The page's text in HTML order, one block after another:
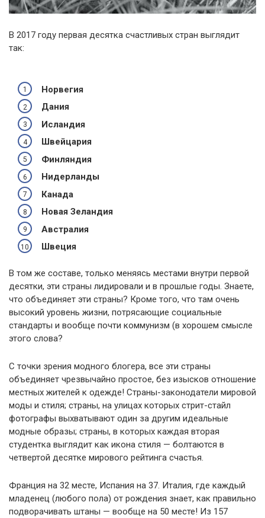
В 2017 году первая десятка счастливых стран выглядит
так:
Норвегия
Дания
Исландия
Швейцария
Финляндия
Нидерланды
Канада
Новая Зеландия
Австралия
Швеция
В том же составе, только меняясь местами внутри первой
десятки, эти страны лидировали и в прошлые годы. Знаете,
что объединяет эти страны? Кроме того, что там очень
высокий уровень жизни, потрясающие социальные
стандарты и вообще почти коммунизм (в хорошем смысле
этого слова?
С точки зрения модного блогера, все эти страны
объединяет чрезвычайно простое, без изысков отношение
местных жителей к одежде! Страны-законодатели мировой
моды и стиля; страны, на улицах которых стрит-стайл
фотографы выхватывают один за другим идеальные
модные образы; страны, в которых каждая вторая
студентка выглядит как икона стиля — болтаются в
четвертой десятке мирового рейтинга счастья.
Франция на 32 месте, Испания на 37. Италия, где каждый
младенец (любого пола) от рождения знает, как правильно
подворачивать штаны — вообще на 50 месте! Из 157